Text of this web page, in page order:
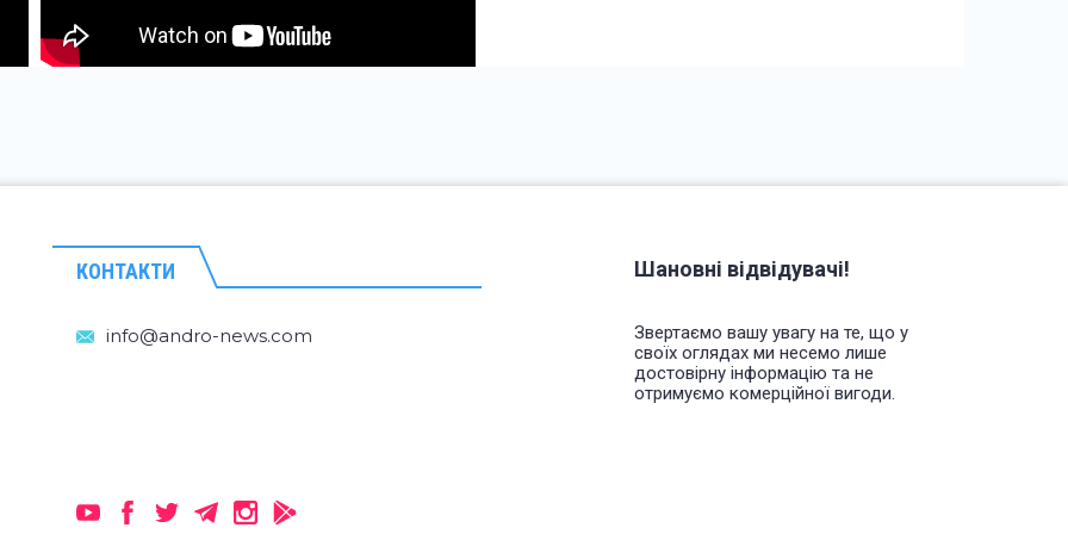
КОНТАКТИ Шановні відвідувачі!
Звертаємо вашу увагу на те, що у
своїх оглядах ми несемо лише
достовірну інформацію та не
отримуємо комерційної вигоди.